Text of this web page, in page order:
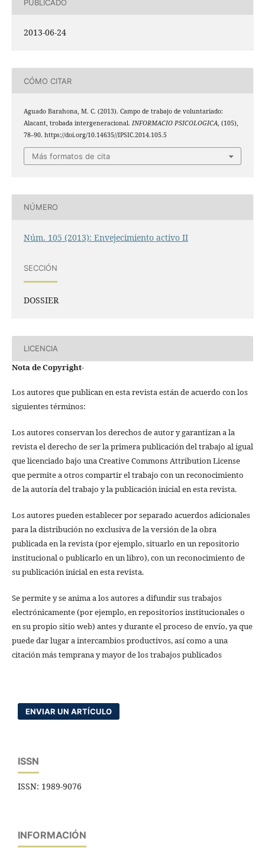
PUBLICADO
2013-06-24
CÓMO CITAR
Aguado Barahona, M. C. (2013). Campo de trabajo de voluntariado:
Alacant, trobada intergeneracional. INFORMACIO PSICOLOGICA, (105),
78–90. https://doi.org/10.14635//IPSIC.2014.105.5
Más formatos de cita
NÚMERO
Núm. 105 (2013): Envejecimiento activo II
SECCIÓN
DOSSIER
LICENCIA
Nota de Copyright-
Los autores que publican en esta revista están de acuerdo con los
siguientes términos:
Los autores conservan los derechos de autor y garantizan a la
revista el derecho de ser la primera publicación del trabajo al igual
que licenciado bajo una Creative Commons Attribution License
que permite a otros compartir el trabajo con un reconocimiento
de la autoría del trabajo y la publicación inicial en esta revista.
Los autores pueden establecer por separado acuerdos adicionales
para la distribución no exclusiva de la versión de la obra
publicada en la revista (por ejemplo, situarlo en un repositorio
institucional o publicarlo en un libro), con un reconocimiento de
su publicación inicial en esta revista.
Se permite y se anima a los autores a difundir sus trabajos
electrónicamente (por ejemplo, en repositorios institucionales o
en su propio sitio web) antes y durante el proceso de envío, ya que
puede dar lugar a intercambios productivos, así como a una
citación más temprana y mayor de los trabajos publicados
ENVIAR UN ARTÍCULO
ISSN
ISSN: 1989-9076
INFORMACIÓN